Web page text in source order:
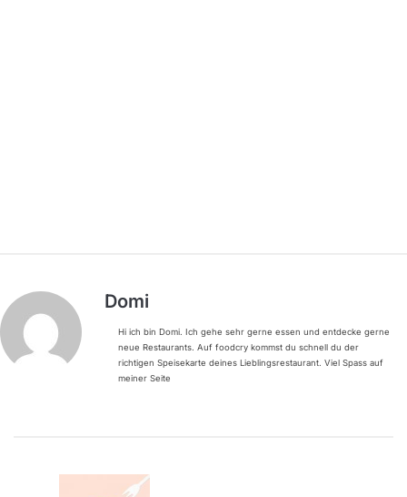
Domi
Hi ich bin Domi. Ich gehe sehr gerne essen und entdecke gerne
neue Restaurants. Auf foodcry kommst du schnell du der
richtigen Speisekarte deines Lieblingsrestaurant. Viel Spass auf
meiner Seite